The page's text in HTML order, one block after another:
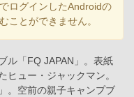
ログインしたAndroidの
ことができません。
ル「FQ JAPAN」。表紙
ヒュー・ジャックマン。
。空前の親子キャンプブ